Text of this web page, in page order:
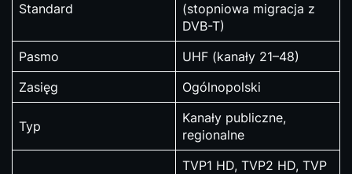
Standard
(stopniowa migracja z
DVB-T)
Pasmo
UHF (kanały 21–48)
Zasięg
Ogólnopolski
Typ
Kanały publiczne,
regionalne
TVP1 HD, TVP2 HD, TVP